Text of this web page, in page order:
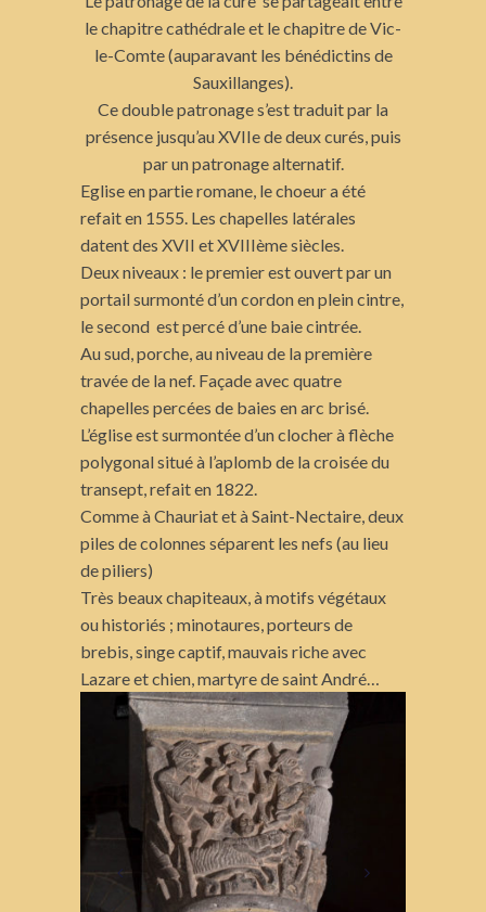
le chapitre cathédrale et le chapitre de Vic-
le-Comte (auparavant les bénédictins de
Sauxillanges).
Ce double patronage s’est traduit par la
présence jusqu’au XVIIe de deux curés, puis
par un patronage alternatif.
Eglise en partie romane, le choeur a été
refait en 1555. Les chapelles latérales
datent des XVII et XVIIIème siècles.
Deux niveaux : le premier est ouvert par un
portail surmonté d’un cordon en plein cintre,
le second est percé d’une baie cintrée.
Au sud, porche, au niveau de la première
travée de la nef. Façade avec quatre
chapelles percées de baies en arc brisé.
L’église est surmontée d’un clocher à flèche
polygonal situé à l’aplomb de la croisée du
transept, refait en 1822.
Comme à Chauriat et à Saint-Nectaire, deux
piles de colonnes séparent les nefs (au lieu
de piliers)
Très beaux chapiteaux, à motifs végétaux
ou historiés ; minotaures, porteurs de
brebis, singe captif, mauvais riche avec
Lazare et chien, martyre de saint André…